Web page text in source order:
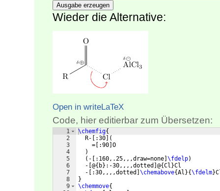
Ausgabe erzeugen
Wieder die Alternative:
Open in writeLaTeX
Code, hier editierbar zum Übersetzen:
1
2
3
4
5
6
7
8
9
\chemfig{
  R-
:30
(
    =
:90 O
)
( - :160,.25,,,draw=none \fdelp)
  -
@{ b} :-30,,,,dotted @{Cl }Cl
  -
:30,,,,dotted \chemabove{Al }{\fdelm}
}
\chemmove{